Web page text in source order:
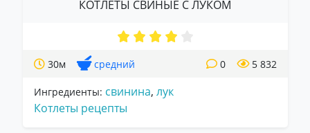
КОТЛЕТЫ СВИНЫЕ С ЛУКОМ
30м средний 5 832
0
Ингредиенты: свинина, лук
Котлеты рецепты